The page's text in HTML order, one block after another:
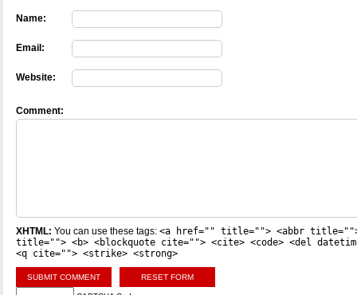
Name:
Email:
Website:
Comment:
XHTML: You can use these tags: <a href="" title=""> <abbr title="">
title=""> <b> <blockquote cite=""> <cite> <code> <del
<q cite=""> <strike> <strong>